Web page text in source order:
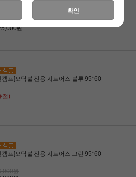
캠프]윈드 스크린 히모리
원
원
캠프]모닥불 전용 시트어스 블루 95*60
절)
캠프]모닥불 전용 시트어스 그린 95*60
원
확인